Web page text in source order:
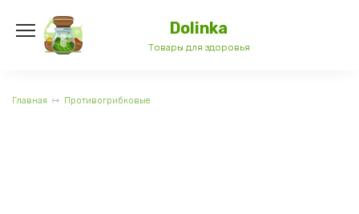
содержанию
Dolinka
Товары для здоровья
Главная Противогрибковые